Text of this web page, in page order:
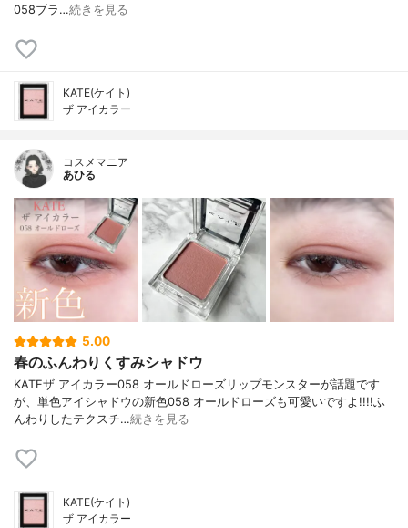
058ブラ…続きを見る
KATE(ケイト)
ザ アイカラー
コスメマニア
あひる
5.00
春のふんわりくすみシャドウ
KATEザ アイカラー058 オールドローズリップモンスターが話題です
が、単色アイシャドウの新色058 オールドローズも可愛いですよ!!!!ふ
んわりしたテクスチ…続きを見る
KATE(ケイト)
ザ アイカラー